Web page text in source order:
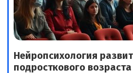
Нейропсихология
подросткового